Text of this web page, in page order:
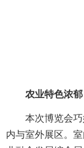
农业特色浓
本次博览会
内与室外展区。